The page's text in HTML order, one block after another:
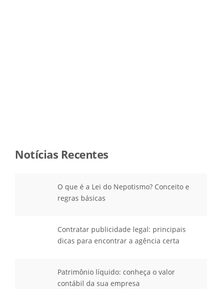
Notícias Recentes
O que é a Lei do Nepotismo? Conceito e
regras básicas
Contratar publicidade legal: principais
dicas para encontrar a agência certa
Patrimônio líquido: conheça o valor
contábil da sua empresa